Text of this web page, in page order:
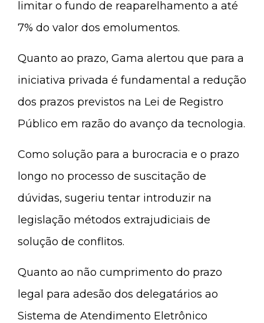
limitar o fundo de reaparelhamento a até
7% do valor dos emolumentos.
Quanto ao prazo, Gama alertou que para a
iniciativa privada é fundamental a redução
dos prazos previstos na Lei de Registro
Público em razão do avanço da tecnologia.
Como solução para a burocracia e o prazo
longo no processo de suscitação de
dúvidas, sugeriu tentar introduzir na
legislação métodos extrajudiciais de
solução de conflitos.
Quanto ao não cumprimento do prazo
legal para adesão dos delegatários ao
Sistema de Atendimento Eletrônico